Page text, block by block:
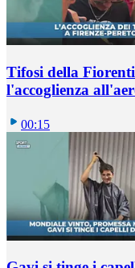
Tifosi della
l'accoglienza
00:15